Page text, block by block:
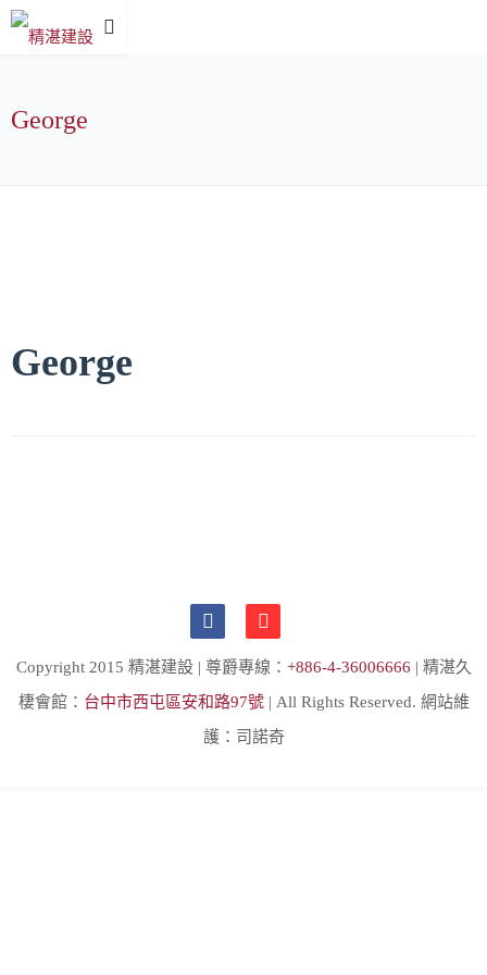
George
George
Copyright 2015 精湛建設 | 尊爵專線： +886-4-36006666 | 精湛久
棲會館： 台中市西屯區安和路97號| All Rights Reserved. 網站維
護：司諾奇